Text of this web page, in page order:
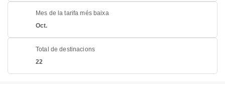
Mes de la tarifa més baixa
Oct.
Total de destinacions
22